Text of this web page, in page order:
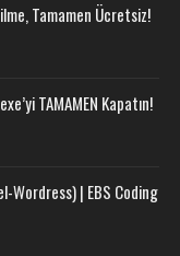
Tamamen Ücretsiz!
TAMAMEN Kapatın!
Wordress) | EBS Coding